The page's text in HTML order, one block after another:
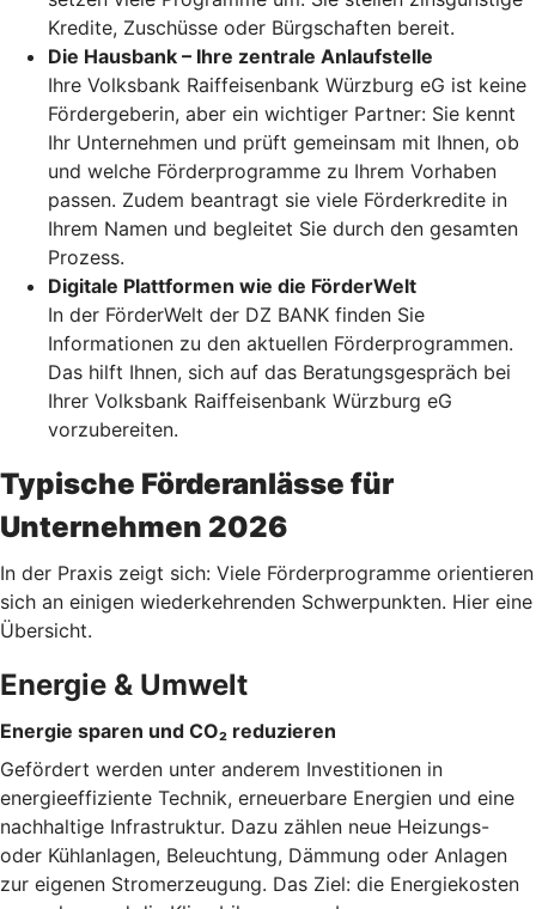
Kredite, Zuschüsse oder Bürgschaften bereit.
Die Hausbank – Ihre zentrale Anlaufstelle
Ihre Volksbank Raiffeisenbank Würzburg eG ist keine
Fördergeberin, aber ein wichtiger Partner: Sie kennt
Ihr Unternehmen und prüft gemeinsam mit Ihnen, ob
und welche Förderprogramme zu Ihrem Vorhaben
passen. Zudem beantragt sie viele Förderkredite in
Ihrem Namen und begleitet Sie durch den gesamten
Prozess.
Digitale Plattformen wie die FörderWelt
In der FörderWelt der DZ BANK finden Sie
Informationen zu den aktuellen Förderprogrammen.
Das hilft Ihnen, sich auf das Beratungsgespräch bei
Ihrer Volksbank Raiffeisenbank Würzburg eG
vorzubereiten.
Typische Förderanlässe für
Unternehmen 2026
In der Praxis zeigt sich: Viele Förderprogramme orientieren
sich an einigen wiederkehrenden Schwerpunkten. Hier eine
Übersicht.
Energie & Umwelt
Energie sparen und CO₂ reduzieren
Gefördert werden unter anderem Investitionen in
energieeffiziente Technik, erneuerbare Energien und eine
nachhaltige Infrastruktur. Dazu zählen neue Heizungs-
oder Kühlanlagen, Beleuchtung, Dämmung oder Anlagen
zur eigenen Stromerzeugung. Das Ziel: die Energiekosten